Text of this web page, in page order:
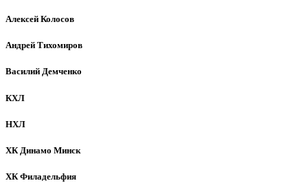
Алексей Колосов
Андрей Тихомиров
Василий Демченко
КХЛ
НХЛ
ХК Динамо Минск
ХК Филадельфия